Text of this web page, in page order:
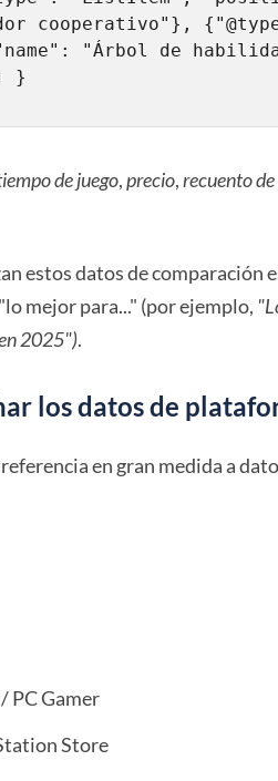
cooperativo"},
"Árbol de
}
de juego,precio,recuento
estos datos de comparación
mejor para..." (por ejemplo,
2025").
los datos de
en gran medida a
PC Gamer
Store